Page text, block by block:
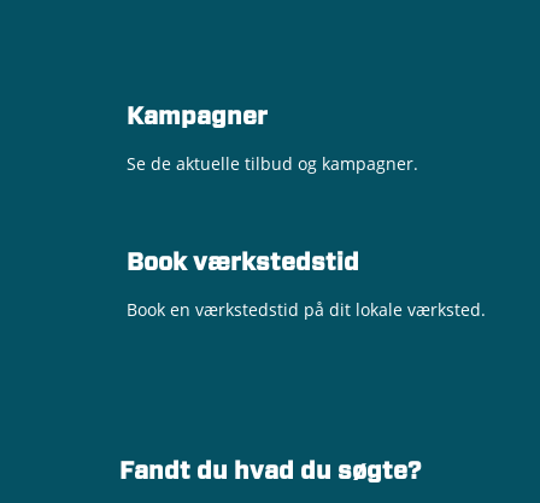
Kampagner
Se de aktuelle tilbud og kampagner.
Book værkstedstid
Book en værkstedstid på dit lokale værksted.
Fandt du hvad du søgte?